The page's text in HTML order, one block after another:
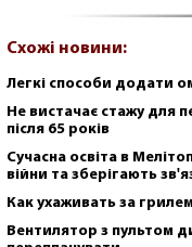
Схожі новини:
Легкі способи додати
Не вистачає стажу для
після 65 років
Сучасна освіта в
війни та зберігають
Как ухаживать за
Вентилятор з пультом